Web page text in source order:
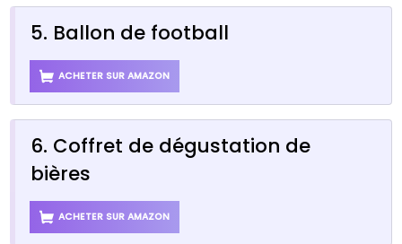
5. Ballon de football
ACHETER SUR AMAZON
6. Coffret de dégustation de
bières
ACHETER SUR AMAZON